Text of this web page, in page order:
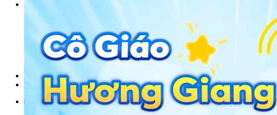
Khoá học SAT
IELTS CẤP TỐC
IELTS JUNIOR
KHÓA HỌC PHÁT ÂM
KHOÁ HỌC NGỮ PHÁP
Lịch khai giảng
Thành tích
VI
EN